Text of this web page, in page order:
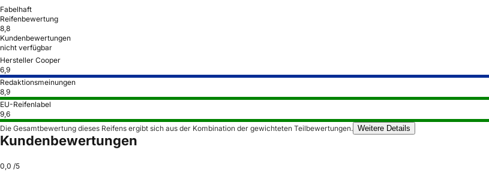
Fabelhaft
Reifenbewertung
8,8
Kundenbewertungen
nicht verfügbar
Hersteller Cooper
6,9
Redaktionsmeinungen
8,9
EU-Reifenlabel
9,6
Die Gesamtbewertung dieses Reifens ergibt sich aus der Kombination der gewichteten Teilbewertungen. Weitere Details
Kundenbewertungen
0,0 /5